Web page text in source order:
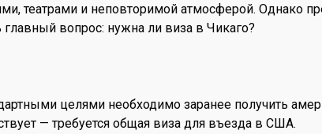
театрами и неповторимой атмосферой. Однако
вопрос: нужна ли виза в Чикаго?
целями необходимо заранее получить
— требуется общая виза для въезда в США.